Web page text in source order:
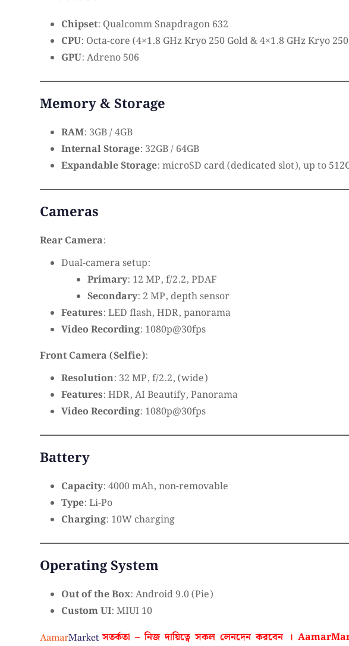
Chipset: Qualcomm Snapdragon 632
CPU: Octa-core (4×1.8 GHz Kryo 250 Gold & 4×1.8 GHz Kryo
GPU: Adreno 506
Memory & Storage
RAM: 3GB / 4GB
Internal Storage: 32GB / 64GB
Expandable Storage: microSD card (dedicated slot), up to
Cameras
Rear Camera:
Dual-camera setup:
Primary: 12 MP, f/2.2, PDAF
Secondary: 2 MP, depth sensor
Features: LED flash, HDR, panorama
Video Recording: 1080p@30fps
Front Camera (Selfie):
Resolution: 32 MP, f/2.2, (wide)
Features: HDR, AI Beautify, Panorama
Video Recording: 1080p@30fps
Battery
Capacity: 4000 mAh, non-removable
Type: Li-Po
Charging: 10W charging
Operating System
Out of the Box: Android 9.0 (Pie)
Custom UI: MIUI 10
সতর্কতা – নিজ দায়িত্বে সকল লেনদেন করবেন ।